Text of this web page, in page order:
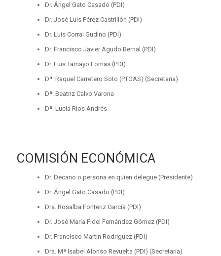
Dr. Ángel Gato Casado (PDI)
Dr. José Luis Pérez Castrillón (PDI)
Dr. Luis Corral Gudino (PDI)
Dr. Francisco Javier Agudo Bernal (PDI)
Dr. Luis Tamayo Lomas (PDI)
Dª. Raquel Carretero Soto (PTGAS) (Secretaria)
Dª. Beatriz Calvo Varona
Dª. Lucía Ríos Andrés
COMISIÓN ECONÓMICA
Dr. Decano o persona en quien delegue (Presidente)
Dr. Ángel Gato Casado (PDI)
Dra. Rosalba Fonteriz García (PDI)
Dr. José María Fidel Fernández Gómez (PDI)
Dr. Francisco Martín Rodríguez (PDI)
Dra. Mª Isabel Alonso Revuelta (PDI) (Secretaria)